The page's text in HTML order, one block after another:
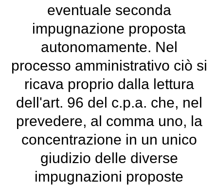
eventuale seconda
impugnazione proposta
autonomamente. Nel
processo amministrativo ciò si
ricava proprio dalla lettura
dell'art. 96 del c.p.a. che, nel
prevedere, al comma uno, la
concentrazione in un unico
giudizio delle diverse
impugnazioni proposte